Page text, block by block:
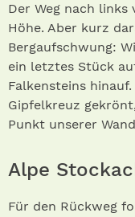
Der Weg nach
Höhe. Aber kurz
Bergaufschwung:
ein letztes Stück
Falkensteins
Gipfelkreuz
Punkt unserer
Alpe
Für den Rückweg